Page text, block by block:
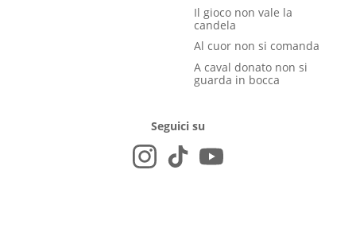
Il gioco non vale la
candela
Al cuor non si comanda
A caval donato non si
guarda in bocca
Seguici su